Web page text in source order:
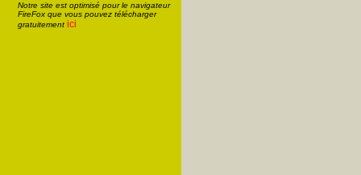
Notre site est optimisé pour le navigateur
FireFox que vous pouvez télécharger
gratuitement ici